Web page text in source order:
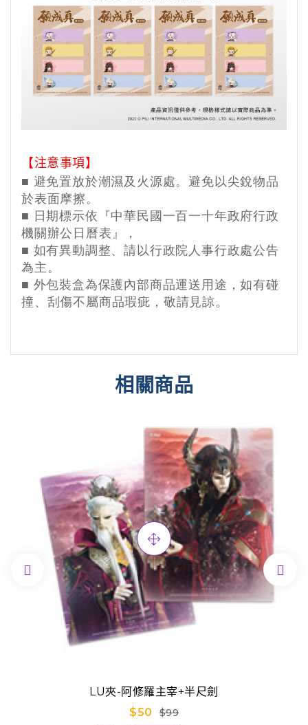
【注意事項】
■ 避免置放於潮濕及火源處。避免以尖銳物品
於表面摩擦。
■ 日期標示依『中華民國一百一十年政府行政
機關辦公日曆表』，
■ 如有異動調整、請以行政院人事行政處公告
為主。
■ 外包裝盒為保護內部商品運送用途，如有碰
撞、刮傷不屬商品瑕疵，敬請見諒。
相關商品
LU夾-阿修羅主宰+半尺劍
$50
$99
 